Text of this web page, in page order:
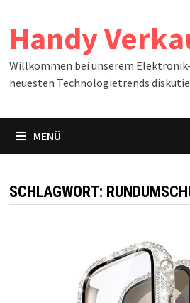
Inhalt
springen
Handy
Willkommen bei unserem
neuesten Technologietrends
MENÜ
SCHLAGWORT: